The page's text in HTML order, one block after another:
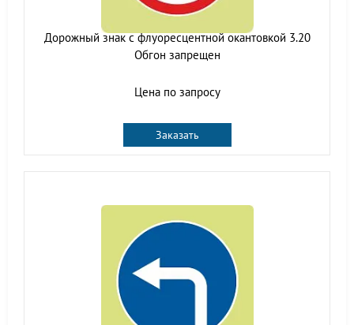
Дорожный знак с флуоресцентной окантовкой 3.20
Обгон запрещен
Цена по запросу
Заказать